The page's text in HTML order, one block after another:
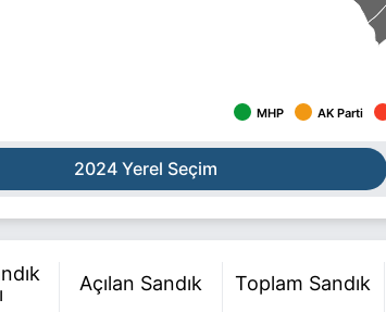
MHP AK Parti
2024 Yerel Seçim
Açılan Sandık Toplam Sandık